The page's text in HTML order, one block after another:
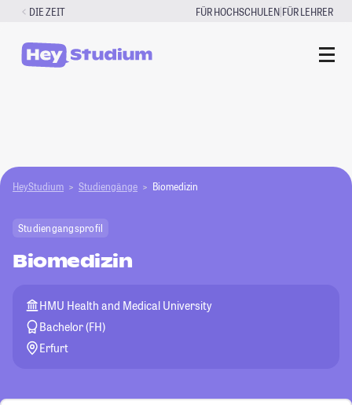
Zum
springen
DIE ZEIT FÜR HOCHSCHULEN|FÜR LEHRER
HeyStudium Studiengänge Biomedizin
Studiengangsprofil
Biomedizin
HMU Health and Medical University
Bachelor (FH)
Erfurt